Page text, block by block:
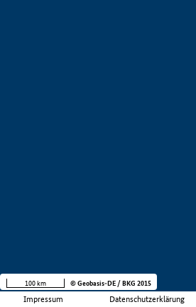
Impressum Datenschutzerklärung
100 km © Geobasis-DE / BKG 2015